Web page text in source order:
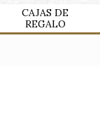
CAJAS DE
REGALO